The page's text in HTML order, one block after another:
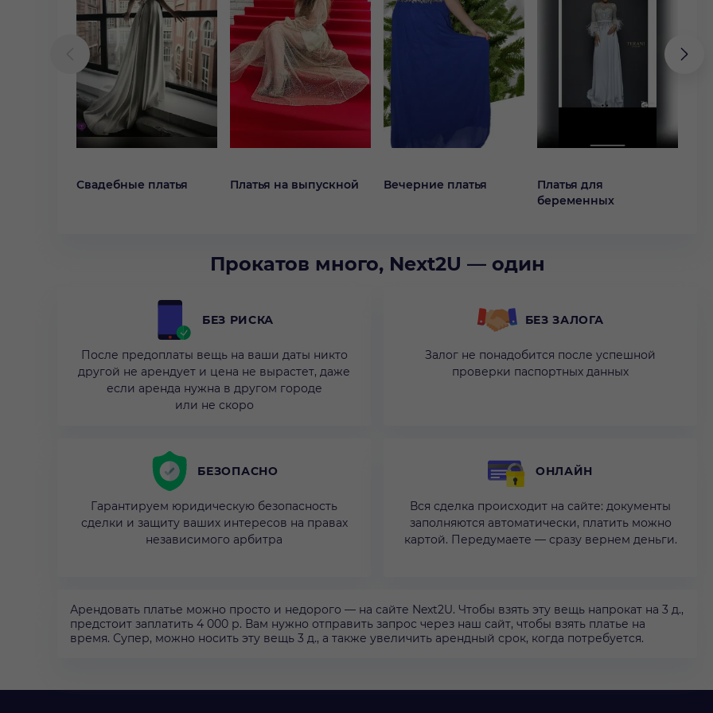
Свадебные платья Платья на выпускной Вечерние платья
Платья для
беременных
Прокатов много, Next2U — один
БЕЗ РИСКА
После предоплаты вещь на ваши даты никто
другой не арендует и цена не вырастет, даже
если аренда нужна в другом городе
или не скоро
БЕЗ ЗАЛОГА
Залог не понадобится после успешной
проверки паспортных данных
БЕЗОПАСНО
Гарантируем юридическую безопасность
сделки и защиту ваших интересов на правах
независимого арбитра
ОНЛАЙН
Вся сделка происходит на сайте: документы
заполняются автоматически, платить можно
картой. Передумаете — сразу вернем деньги.
Арендовать платье можно просто и недорого — на сайте Next2U. Чтобы взять эту вещь напрокат на 3 д.,
предстоит заплатить 4 000 р. Вам нужно отправить запрос через наш сайт, чтобы взять платье на
время. Супер, можно носить эту вещь 3 д., а также увеличить арендный срок, когда потребуется.